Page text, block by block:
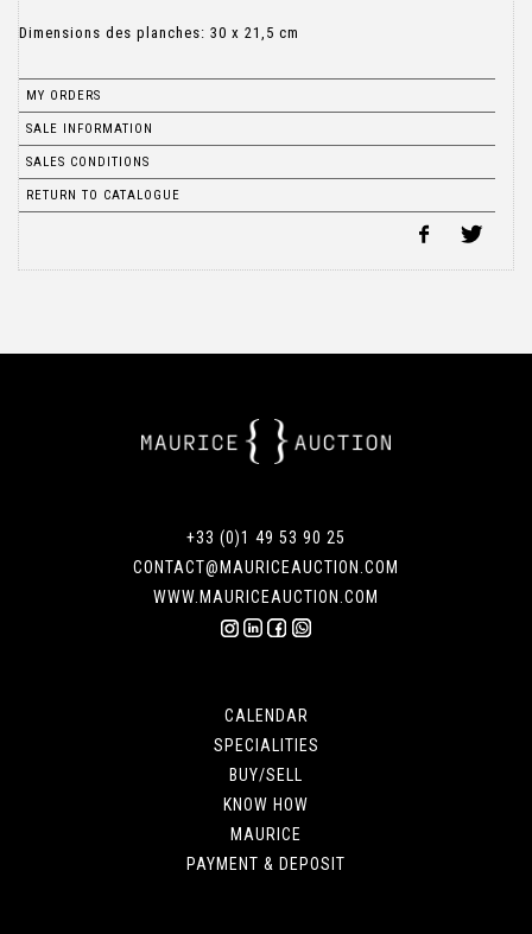
Dimensions des planches: 30 x 21,5 cm
MY ORDERS
SALE INFORMATION
SALES CONDITIONS
RETURN TO CATALOGUE
+33 (0)1 49 53 90 25
CONTACT@MAURICEAUCTION.COM
WWW.MAURICEAUCTION.COM
CALENDAR
SPECIALITIES
BUY/SELL
KNOW HOW
MAURICE
PAYMENT & DEPOSIT